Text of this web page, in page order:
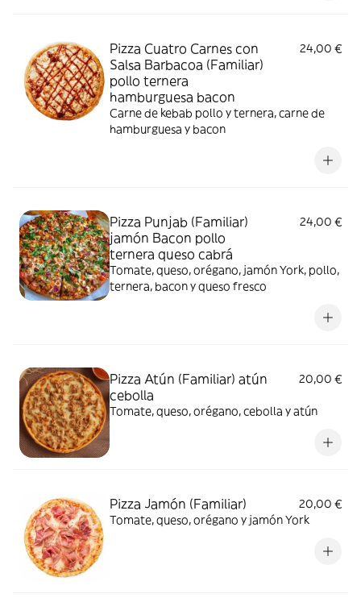
Pizza Cuatro Carnes con
Salsa Barbacoa (Familiar)
pollo ternera
hamburguesa bacon
24,00 €
Carne de kebab pollo y ternera, carne de
hamburguesa y bacon
Pizza Punjab (Familiar)
jamón Bacon pollo
ternera queso cabrá
24,00 €
Tomate, queso, orégano, jamón York, pollo,
ternera, bacon y queso fresco
Pizza Atún (Familiar) atún
cebolla
20,00 €
Tomate, queso, orégano, cebolla y atún
Pizza Jamón (Familiar)
20,00 €
Tomate, queso, orégano y jamón York